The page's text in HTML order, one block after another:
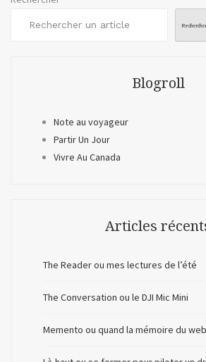
Rechercher
Blogroll
Note au voyageur
Partir Un Jour
Vivre Au Canada
Articles
The Reader ou mes lectures de l’été
The Conversation ou le DJI Mic Mini
Memento ou quand la mémoire du